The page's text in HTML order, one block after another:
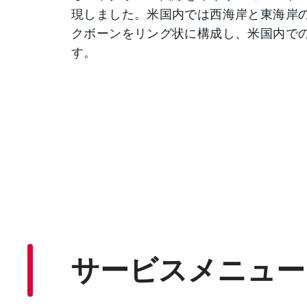
現しました。米国内では西海岸と東海岸
クボーンをリング状に構成し、米国内で
す。
サービスメニュー